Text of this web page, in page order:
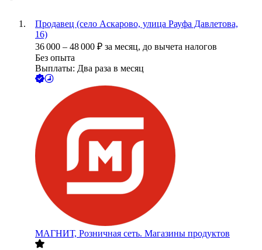
Продавец (село Аскарово, улица Рауфа Давлетова,
16)
36 000 – 48 000 ₽ за месяц, до вычета налогов
Без опыта
Выплаты: Два раза в месяц
МАГНИТ, Розничная сеть. Магазины продуктов